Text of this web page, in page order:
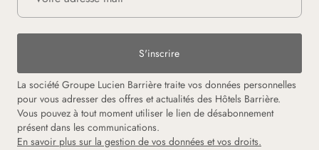
S'inscrire
La société Groupe Lucien Barrière traite vos données personnelles
pour vous adresser des offres et actualités des Hôtels Barrière.
Vous pouvez à tout moment utiliser le lien de désabonnement
présent dans les communications.
En savoir plus sur la gestion de vos données et vos droits.